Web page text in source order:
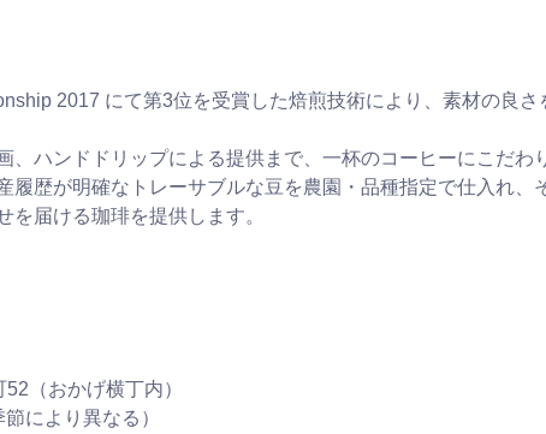
2017 にて第3位を受賞した焙煎技術により、素材の良
、ハンドドリップによる提供まで、一杯のコーヒーにこだわ
履歴が明確なトレーサブルな豆を農園・品種指定で仕入れ、
を届ける珈琲を提供します。
（おかげ横丁内）
により異なる）